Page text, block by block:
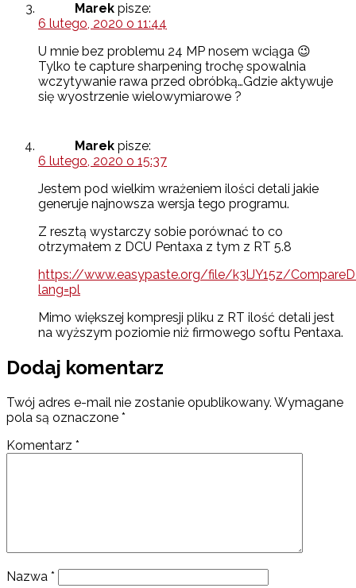
Marek pisze:
6 lutego, 2020 o 11:44
U mnie bez problemu 24 MP nosem wciąga 😉
Tylko te capture sharpening trochę spowalnia
wczytywanie rawa przed obróbką…Gdzie aktywuje
się wyostrzenie wielowymiarowe ?
Marek pisze:
6 lutego, 2020 o 15:37
Jestem pod wielkim wrażeniem ilości detali jakie
generuje najnowsza wersja tego programu.
Z resztą wystarczy sobie porównać to co
otrzymałem z DCU Pentaxa z tym z RT 5.8
https://www.easypaste.org/file/k3lJY15z/
lang=pl
Mimo większej kompresji pliku z RT ilość detali jest
na wyższym poziomie niż firmowego softu Pentaxa.
Dodaj komentarz
Twój adres e-mail nie zostanie opublikowany. Wymagane
pola są oznaczone *
Komentarz *
Nazwa *